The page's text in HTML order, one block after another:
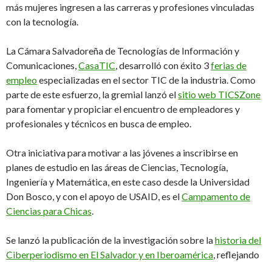
más mujeres ingresen a las carreras y profesiones vinculadas
con la tecnología.
La Cámara Salvadoreña de Tecnologías de Información y
Comunicaciones, CasaTIC , desarrolló con éxito 3ferias de
empleoespecializadas en el sector TIC de la industria. Como
parte de este esfuerzo, la gremial lanzó elsitio web TICSZone
para fomentar y propiciar el encuentro de empleadores y
profesionales y técnicos en busca de empleo.
Otra iniciativa para motivar a las jóvenes a inscribirse en
planes de estudio en las áreas de Ciencias, Tecnología,
Ingeniería y Matemática, en este caso desde la Universidad
Don Bosco, y con el apoyo de USAID, es elCampamento de
Ciencias para Chicas
Se lanzó la publicación de la investigación sobre lahistoria del
Ciberperiodismo en El Salvador y en Iberoamérica , reflejando